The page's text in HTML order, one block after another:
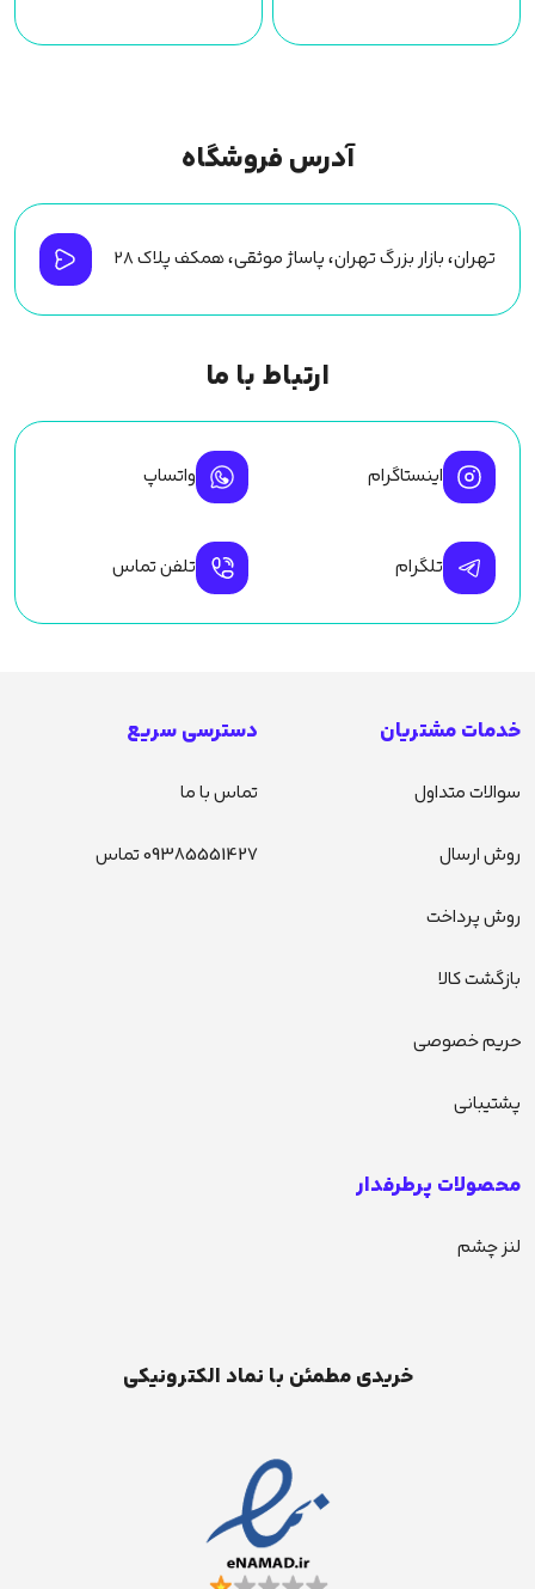
آدرس فروشگاه
تهران، بازار بزرگ تهران، پاساژ موثقی، همکف پلاک ۲۸
ارتباط با ما
اینستاگرام واتساپ
تلگرام تلفن تماس
خدمات مشتریان
سوالات متداول
روش ارسال
روش پرداخت
بازگشت کالا
حریم خصوصی
پشتیبانی
دسترسی سریع
تماس با ما
09385551427 تماس
محصولات پرطرفدار
لنز چشم
خریدی مطمئن با نماد الکترونیکی